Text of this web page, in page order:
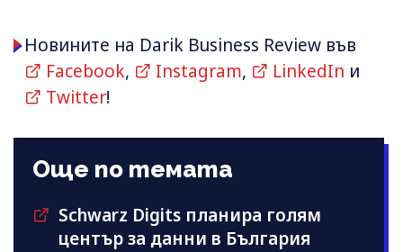
Новините на Darik Business Review във
Facebook, Instagram, LinkedIn и
Twitter!
Още по темата
Schwarz Digits планира голям
център за данни в България